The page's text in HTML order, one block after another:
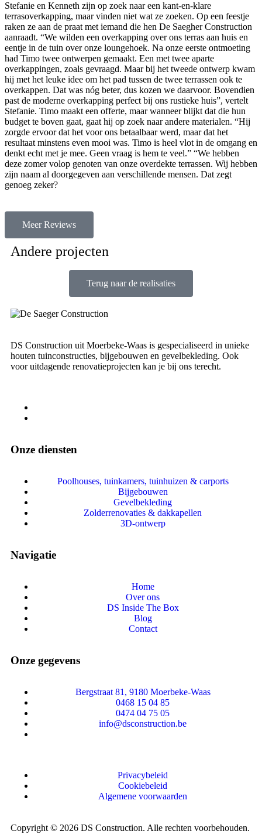
Stefanie en Kenneth zijn op zoek naar een kant-en-klare
terrasoverkapping, maar vinden niet wat ze zoeken. Op een feestje
raken ze aan de praat met iemand die hen De Saegher Construction
aanraadt. “We wilden een overkapping over ons terras aan huis en
eentje in de tuin over onze loungehoek. Na onze eerste ontmoeting
had Timo twee ontwerpen gemaakt. Een met twee aparte
overkappingen, zoals gevraagd. Maar bij het tweede ontwerp kwam
hij met het leuke idee om het pad tussen de twee terrassen ook te
overkappen. Dat was nóg beter, dus kozen we daarvoor. Bovendien
past de moderne overkapping perfect bij ons rustieke huis”, vertelt
Stefanie. Timo maakt een offerte, maar wanneer blijkt dat die hun
budget te boven gaat, gaat hij op zoek naar andere materialen. “Hij
zorgde ervoor dat het voor ons betaalbaar werd, maar dat het
resultaat minstens even mooi was. Timo is heel vlot in de omgang en
denkt echt met je mee. Geen vraag is hem te veel.” “We hebben
deze zomer volop genoten van onze overdekte terrassen. Wij hebben
zijn naam al doorgegeven aan verschillende mensen. Dat zegt
genoeg zeker?
Meer Reviews
Andere projecten
Terug naar de realisaties
DS Construction uit Moerbeke-Waas is gespecialiseerd in unieke
houten tuinconstructies, bijgebouwen en gevelbekleding. Ook
voor uitdagende renovatieprojecten kan je bij ons terecht.
Onze diensten
Poolhouses, tuinkamers, tuinhuizen & carports
Bijgebouwen
Gevelbekleding
Zolderrenovaties & dakkapellen
3D-ontwerp
Navigatie
Home
Over ons
DS Inside The Box
Blog
Contact
Onze gegevens
Bergstraat 81, 9180 Moerbeke-Waas
0468 15 04 85
0474 04 75 05
info@dsconstruction.be
Privacybeleid
Cookiebeleid
Algemene voorwaarden
Copyright © 2026 DS Construction. Alle rechten voorbehouden.